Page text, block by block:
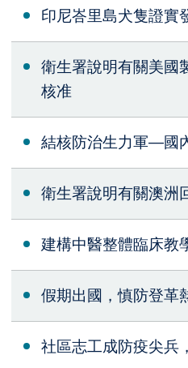
印尼峇里島犬隻證實
衛生署說明有關美國
核准
結核防治生力軍—國
衛生署說明有關澳洲
建構中醫整體臨床教
假期出國，慎防登革
社區志工成防疫尖兵